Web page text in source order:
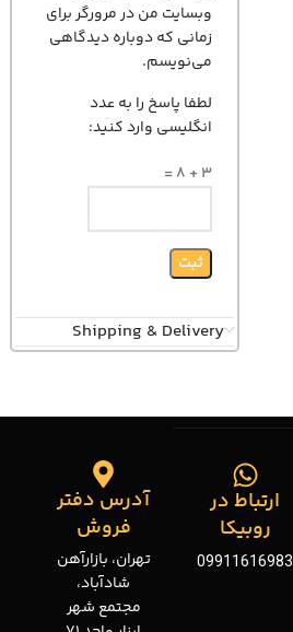
وبسایت من در مرورگر برای
زمانی که دوباره دیدگاهی
می‌نویسم.
لطفا پاسخ را به عدد
انگلیسی وارد کنید:
3 + 8 =
Shipping & Delivery
ارتباط در
روبیکا
09911616983
آدرس دفتر
فروش
تهران، بازارآهن
شادآباد،
مجتمع شهر